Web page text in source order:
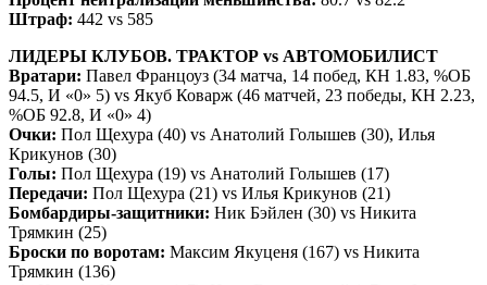
Штраф: 442 vs 585
ЛИДЕРЫ КЛУБОВ. ТРАКТОР vs АВТОМОБИЛИСТ
Вратари: Павел Францоуз (34 матча, 14 побед, КН 1.83, %ОБ
94.5, И «0» 5) vs Якуб Коварж (46 матчей, 23 победы, КН 2.23,
%ОБ 92.8, И «0» 4)
Очки: Пол Щехура (40) vs Анатолий Голышев (30), Илья
Крикунов (30)
Голы: Пол Щехура (19) vs Анатолий Голышев (17)
Передачи: Пол Щехура (21) vs Илья Крикунов (21)
Бомбардиры-защитники: Ник Бэйлен (30) vs Никита
Трямкин (25)
Броски по воротам: Максим Якуценя (167) vs Никита
Трямкин (136)